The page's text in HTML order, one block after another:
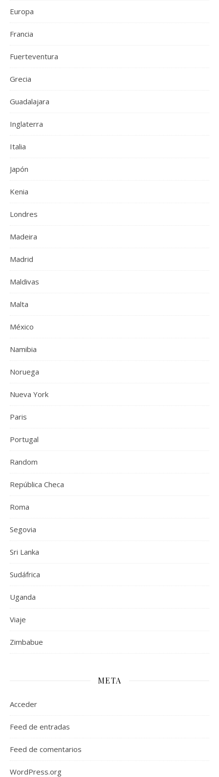
Europa
Francia
Fuerteventura
Grecia
Guadalajara
Inglaterra
Italia
Japón
Kenia
Londres
Madeira
Madrid
Maldivas
Malta
México
Namibia
Noruega
Nueva York
Paris
Portugal
Random
República Checa
Roma
Segovia
Sri Lanka
Sudáfrica
Uganda
Viaje
Zimbabue
META
Acceder
Feed de entradas
Feed de comentarios
WordPress.org